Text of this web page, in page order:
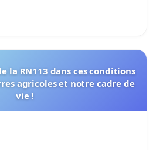
la RN113 dans ces conditions
agricoles et notre cadre de
vie !